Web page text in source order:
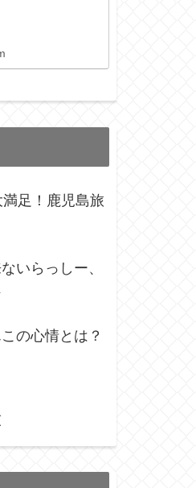
足！鹿児島旅
いらっしー、
の心情とは？